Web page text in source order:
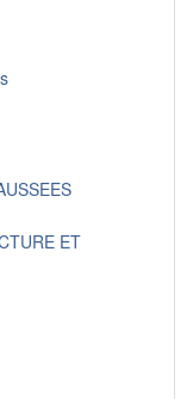
ET